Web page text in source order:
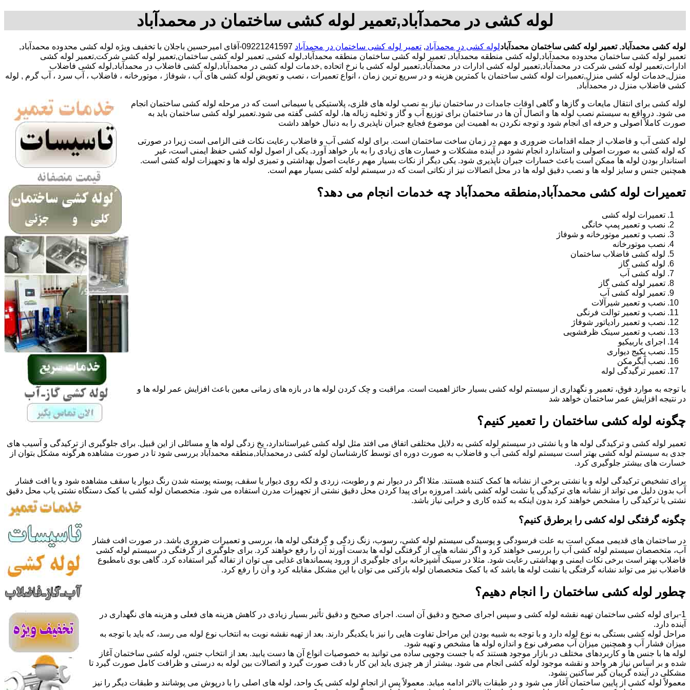
لوله کشی در محمدآباد,تعمیر لوله کشی ساختمان در محمدآباد
لوله کشی محمدآباد,تعمیر لوله کشی ساختمان محمدآبادلوله کشی در محمدآباد, تعمیر لوله کشی ساختمان در محمدآباد
09221241597-آقای امیرحسین باجلان با تخفیف ویژه لوله کشی محدوده محمدآباد,
تعمیر لوله کشی ساختمان محدوده محمدآباد,لوله کشی منطقه محمدآباد, تعمیر لوله کشی ساختمان منطقه محمدآباد,لوله کشی, تعمیر لوله کشی ساختمان,تعمیر لوله کشی شرکت,تعمیر لوله کشی
ادارات,تعمیر لوله کشی شرکت در محمدآباد,تعمیر لوله کشی ادارات در محمدآباد,تعمیر لوله کشی با نرخ اتحاده ,خدمات لوله کشی در محمدآباد,لوله کشی فاضلاب در محمدآباد,لوله کشی فاضلاب
منزل,خدمات لوله کشی منزل,تعمیرات لوله کشی ساختمان با کمترین هزینه و در سریع ترین زمان ، انواع تعمیرات ، نصب و تعویض لوله کشی های آب ، شوفاژ ، موتورخانه ، فاضلاب ، آب سرد ، آب گرم , لوله
کشی فاضلاب منزل در محمدآباد,
لوله کشی برای انتقال مایعات و گازها و گاهی اوقات جامدات در ساختمان نیاز به نصب لوله های فلزی، پلاستیکی یا سیمانی است که در مرحله لوله کشی ساختمان انجام
می شود. درواقع به سیستم نصب لوله ها و اتصال آن ها در ساختمان برای توزیع آب و گاز و تخلیه زباله ها، لوله کشی گفته می شود.تعمیر لوله کشی ساختمان باید به
صورت کاملاً اصولی و حرفه ای انجام شود و توجه نکردن به اهمیت این موضوع فجایع جبران ناپذیری را به دنبال خواهد داشت
لوله کشی آب و فاضلاب از جمله اقدامات ضروری و مهم در زمان ساخت ساختمان است. برای لوله کشی آب و فاضلاب رعایت نکات فنی الزامی است زیرا در صورتی
که لوله کشی به صورت اصولی و استاندارد انجام نشود در آینده مشکلات و خسارت های زیادی را به بار خواهد آورد. یکی از اصول لوله کشی حفظ ایمنی است، غیر
استاندار بودن لوله ها ممکن است باعث خسارات جبران ناپذیری شود. یکی دیگر از نکات بسیار مهم رعایت اصول بهداشتی و تمیزی لوله ها و تجهیزات لوله کشی است.
همچنین جنس و سایز لوله ها و نصب دقیق لوله ها در محل اتصالات نیز از نکاتی است که در سیستم لوله کشی بسیار مهم است.
تعمیرات لوله کشی محمدآباد,منطقه محمدآباد چه خدمات انجام می دهد؟
تعمیرات لوله کشی
نصب و تعمیر پمپ خانگی
نصب و تعمیر موتورخانه و شوفاژ
نصب موتورخانه
لوله کشی فاضلاب ساختمان
لوله کشی گاز
لوله کشی آب
تعمیر لوله کشی گاز
تعمیر لوله کشی آب
نصب و تعمیر شیرآلات
نصب و تعمیر توالت فرنگی
نصب و تعمیر رادیاتور شوفاژ
نصب و تعمیر سینک ظرفشویی
اجرای باربیکیو
نصب پکیج دیواری
نصب آبگرمکن
تعمیر ترگیدگی لوله
با توجه به موارد فوق، تعمیر و نگهداری از سیستم لوله کشی بسیار حائز اهمیت است. مراقبت و چک کردن لوله ها در بازه های زمانی معین باعث افزایش عمر لوله ها و
در نتیجه افزایش عمر ساختمان خواهد شد
چگونه لوله کشی ساختمان را تعمیر کنیم؟
تعمیر لوله کشی و ترکیدگی لوله ها و یا نشتی در سیستم لوله کشی به دلایل مختلفی اتفاق می افتد مثل لوله کشی غیراستاندارد، یخ زدگی لوله ها و مسائلی از این قبیل. برای جلوگیری از ترکیدگی و آسیب های
جدی به سیستم لوله کشی بهتر است سیستم لوله کشی آب و فاضلاب به صورت دوره ای توسط کارشناسان لوله کشی درمحمدآباد,منطقه محمدآباد بررسی شود تا در صورت مشاهده هرگونه مشکل بتوان از
خسارت های بیشتر جلوگیری کرد.
برای تشخیص ترکیدگی لوله و یا نشتی برخی از نشانه ها کمک کننده هستند. مثلا اگر در دیوار نم و رطوبت، زردی و لکه روی دیوار یا سقف، پوسته پوسته شدن رنگ دیوار یا سقف مشاهده شود و یا افت فشار
آب بدون دلیل می تواند از نشانه های ترکیدگی یا نشت لوله کشی باشد. امروزه برای پیدا کردن محل دقیق نشتی از تجهیزات مدرن استفاده می شود. متخصصان لوله کشی با کمک دستگاه نشتی یاب محل دقیق
نشتی یا ترکیدگی را مشخص خواهند کرد بدون اینکه به کنده کاری و خرابی نیاز باشد.
چگونه گرفتگی لوله کشی را برطرق کنیم؟
در ساختمان های قدیمی ممکن است به علت فرسودگی و پوسیدگی سیستم لوله کشی، رسوب، زنگ زدگی و گرفتگی لوله ها، بررسی و تعمیرات ضروری باشد. در صورت افت فشار
آب، متخصصان سیستم لوله کشی آب را بررسی خواهند کرد و اگر نشانه هایی از گرفتگی لوله ها بدست آورند آن را رفع خواهند کرد. برای جلوگیری از گرفتگی در سیستم لوله کشی
فاضلاب بهتر است برخی نکات ایمنی و بهداشتی رعایت شود. مثلا در سینک آشپزخانه برای جلوگیری از ورود پسماندهای غذایی می توان از تفاله گیر استفاده کرد. گاهی بوی نامطبوع
فاضلاب نیز می تواند نشانه گرفتگی یا نشت لوله ها باشد که با کمک متخصصان لوله بازکنی می توان با این مشکل مقابله کرد و آن را رفع کرد.
چطور لوله کشی ساختمان را انجام دهیم؟
1-برای لوله کشی ساختمان تهیه نقشه لوله کشی و سپس اجرای صحیح و دقیق آن است. اجرای صحیح و دقیق تأثیر بسیار زیادی در کاهش هزینه های فعلی و هزینه های نگهداری در
آینده دارد.
مراحل لوله کشی بستگی به نوع لوله دارد و با توجه به شبیه بودن این مراحل تفاوت هایی را نیز با یکدیگر دارند. بعد از تهیه نقشه نوبت به انتخاب نوع لوله می رسد، که باید با توجه به
میزان فشار آب و همچنین میزان آب مصرفی نوع و اندازه لوله ها مشخص و تهیه شود.
لوله ها با جنس ها و کاربردهای مختلف در بازار موجود هستند که با جست وجویی ساده می توانید به خصوصیات انواع آن ها دست یابید. بعد از انتخاب جنس، لوله کشی ساختمان آغاز
شده و بر اساس نیاز هر واحد و نقشه موجود لوله کشی انجام می شود. بیشتر از هر چیزی باید این کار با دقت صورت گیرد و اتصالات بین لوله به درستی و ظرافت کامل صورت گیرد تا
مشکلی در آینده گریبان گیر ساکنین نشود.
معمولاً لوله کشی از پایین ساختمان آغاز می شود و در طبقات بالاتر ادامه میابد. معمولاً پس از انجام لوله کشی یک واحد، لوله های اصلی را با درپوش می پوشانند و طبقات دیگر را نیز